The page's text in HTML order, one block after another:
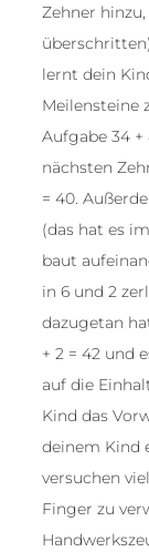
Zehner
lernt dein
Meilensteine
Aufgabe 34
nächsten
= 40.
(das hat es
baut
in 6 und 2
dazugetan
+ 2 = 42 und
auf die
Kind das
deinem Kind
versuchen
Finger zu